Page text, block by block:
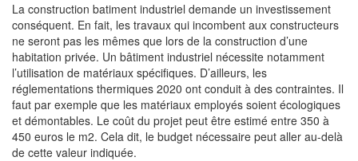
La construction batiment industriel demande un investissement
conséquent. En fait, les travaux qui incombent aux constructeurs
ne seront pas les mêmes que lors de la construction d’une
habitation privée. Un bâtiment industriel nécessite notamment
l’utilisation de matériaux spécifiques. D’ailleurs, les
réglementations thermiques 2020 ont conduit à des contraintes. Il
faut par exemple que les matériaux employés soient écologiques
et démontables. Le coût du projet peut être estimé entre 350 à
450 euros le m2. Cela dit, le budget nécessaire peut aller au-delà
de cette valeur indiquée.